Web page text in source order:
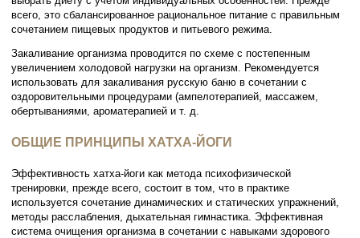
всего, это сбалансированное рациональное питание с правильным
сочетанием пищевых продуктов и питьевого режима.
Закаливание организма проводится по схеме с постепенным
увеличением холодовой нагрузки на организм. Рекомендуется
использовать для закаливания русскую баню в сочетании с
оздоровительными процедурами (ампелотерапией, массажем,
обертываниями, ароматерапией и т. д.
ОБЩИЕ ПРИНЦИПЫ ХАТХА-ЙОГИ
Эффективность хатха-йоги как метода психофизической
тренировки, прежде всего, состоит в том, что в практике
используется сочетание динамических и статических упражнений,
методы расслабления, дыхательная гимнастика. Эффективная
система очищения организма в сочетании с навыками здорового